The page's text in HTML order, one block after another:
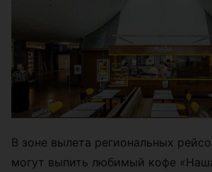
В зоне вылета региональных
могут выпить любимый кофе